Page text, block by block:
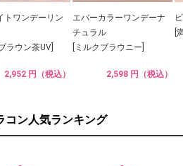
トワンデーリン
ラウン茶UV]
2,952 円（税込）
エバーカラーワンデーナ
チュラル
[ミルクブラウニー]
2,598 円（税込）
[
コン人気ランキング